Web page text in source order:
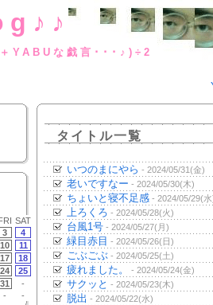
記帳♪＋YABU
SAT
3
4
10
11
17
18
24
25
31
-
- -
タイトル一覧
いつのまにやら - 2024/05/31(金)
老いですなー - 2024/05/30(木)
ちょいと寝不足感 - 2024/05/29(水
上ろくろ - 2024/05/28(火)
台風1号 - 2024/05/27(月)
緑目赤目 - 2024/05/26(日)
ごぶごぶ - 2024/05/25(土)
疲れました。 - 2024/05/24(金)
サクッと - 2024/05/23(木)
脱出 - 2024/05/22(水)